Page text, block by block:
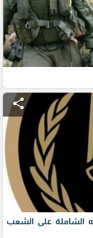
share
الشاملة على الشعب